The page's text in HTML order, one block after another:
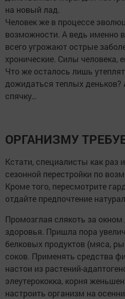
на новый лад.
Человек же в процессе
возможности. А ведь именно
всего угрожают острые
хронические. Силы человека,
Что же осталось лишь
дожидаться теплых
спячку…
ОРГАНИЗМУ
Кстати, специалисты как раз
сезонной перестройки по
Кроме того, пересмотрите
отдайте предпочтение
Промозглая слякоть за
здоровья. Пришла пора
белковых продуктов (мяса,
соков. Применять средства
настои из растений-
элеутерококка, корня
настроить организм на